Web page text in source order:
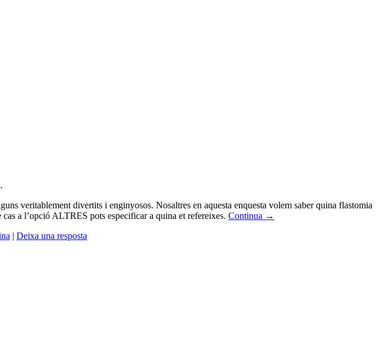
veritablement divertits i enginyosos. Nosaltres en aquesta enquesta volem saber quina flastomia
a l’opció ALTRES pots especificar a quina et refereixes. Continua →
| Deixa una resposta